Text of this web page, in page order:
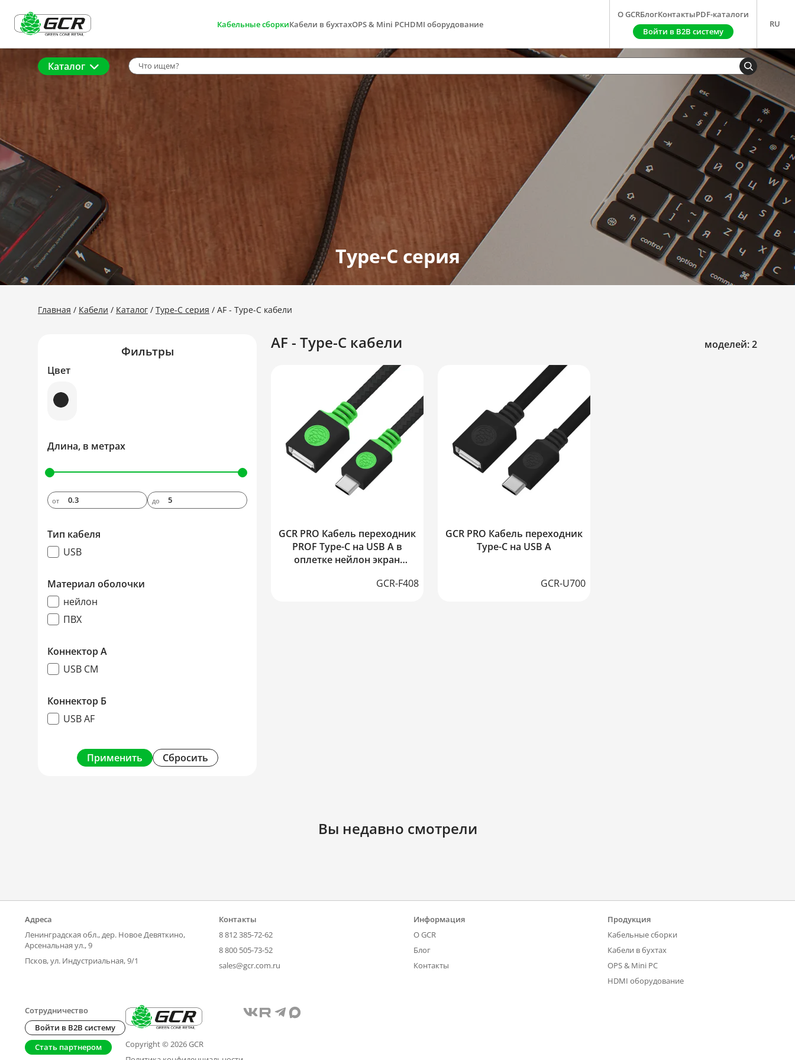
Кабельные сборкиКабели в бухтахOPS & Mini PCHDMI оборудование
О GCRБлогКонтактыPDF-каталоги
Войти в B2B систему
RU
Каталог
Type-C серия
Главная Кабели Каталог Type-C серия AF - Type-C кабели
Фильтры
Цвет
Длина, в метрах
от до
Тип кабеля
USB
Материал оболочки
нейлон
ПВХ
Коннектор А
USB CM
Коннектор Б
USB AF
Применить Сбросить
AF - Type-C кабели моделей: 2
GCR PRO Кабель переходник
PROF Type-C на USB A в
оплетке нейлон экран
GCR-F408
GCR PRO Кабель переходник
Type-C на USB A
GCR-U700
Вы недавно смотрели
Адреса
Ленинградская обл., дер. Новое Девяткино,
Арсенальная ул., 9
Псков, ул. Индустриальная, 9/1
Контакты
8 812 385-72-62
8 800 505-73-52
sales@gcr.com.ru
Информация
О GCR
Блог
Контакты
Продукция
Кабельные сборки
Кабели в бухтах
OPS & Mini PC
HDMI оборудование
Сотрудничество
Войти в B2B систему
Стать партнером
Copyright © 2026 GCR